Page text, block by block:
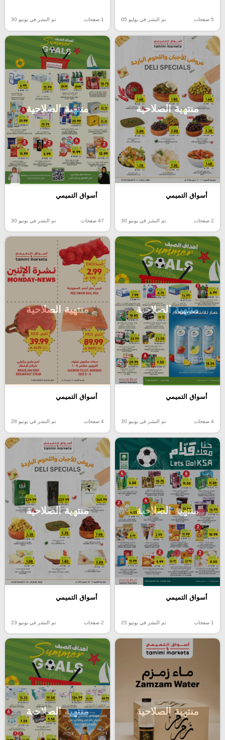
5 صفحات تم النشر في يوليو 05 1 صفحات تم النشر في يونيو 30
منتهية الصلاحية
أسواق التميمي
2 صفحات تم النشر في يونيو 30
منتهية الصلاحية
أسواق التميمي
47 صفحات تم النشر في يونيو 30
منتهية الصلاحية
أسواق التميمي
4 صفحات تم النشر في يونيو 30
منتهية الصلاحية
أسواق التميمي
4 صفحات تم النشر في يونيو 28
منتهية الصلاحية
أسواق التميمي
1 صفحات تم النشر في يونيو 25
منتهية الصلاحية
أسواق التميمي
2 صفحات تم النشر في يونيو 23
منتهية الصلاحية منتهية الصلاحية